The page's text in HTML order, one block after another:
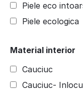
Piele eco
Piele ecologica
Material interior
Cauciuc
Cauciuc-